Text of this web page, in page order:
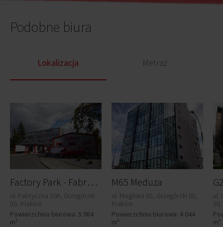
Podobne biura
Lokalizacja Metraż
F
actory Park - Fabryczna 20A
ul. Fabryczna 20A, Grzegórzki
(II), Kraków
Powierzchnia biurowa: 5 984
m²
M65 Meduza
ul. Mogilska 65, Grzegórzki (II),
Kraków
Powierzchnia biurowa: 4 644
m²
ul.
m²